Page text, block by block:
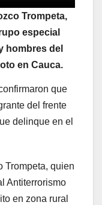
Trompeta,
especial
hombres del
en Cauca.
que
del frente
delinque en el
Trompeta, quien
Antiterrorismo
en zona rural